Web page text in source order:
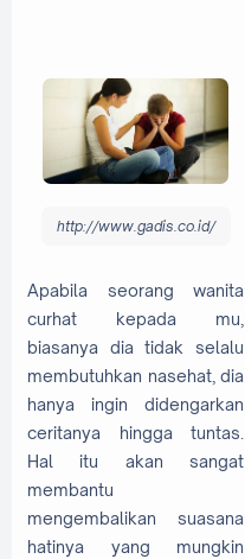
http://www.gadis.co.id/
Apabila seorang wanita
curhat kepada mu,
biasanya dia tidak selalu
membutuhkan nasehat, dia
hanya ingin didengarkan
ceritanya hingga tuntas.
Hal itu akan sangat
membantu
mengembalikan suasana
hatinya yang mungkin